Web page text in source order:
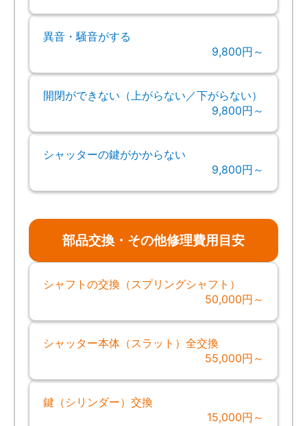
異音・騒音がする
9,800円～
開閉ができない（上がらない／下がらない）
9,800円～
シャッターの鍵がかからない
9,800円～
部品交換・その他修理費用目安
シャフトの交換（スプリングシャフト）
50,000円～
シャッター本体（スラット）全交換
55,000円～
鍵（シリンダー）交換
15,000円～